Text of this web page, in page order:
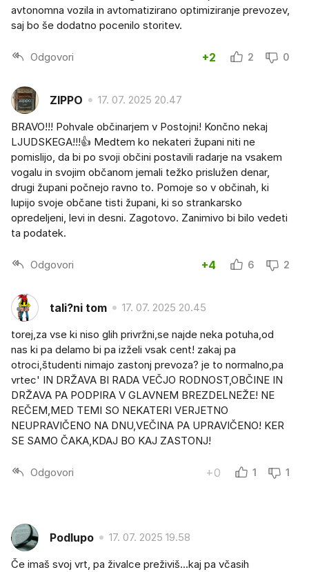
avtonomna vozila in avtomatizirano optimiziranje prevozev,
saj bo še dodatno pocenilo storitev.
Odgovori +2 2 0
ZIPPO 17. 07. 2025 20.47
BRAVO!!! Pohvale občinarjem v Postojni! Končno nekaj
LJUDSKEGA!!!👍 Medtem ko nekateri župani niti ne
pomislijo, da bi po svoji občini postavili radarje na vsakem
vogalu in svojim občanom jemali težko prislužen denar,
drugi župani počnejo ravno to. Pomoje so v občinah, ki
lupijo svoje občane tisti župani, ki so strankarsko
opredeljeni, levi in desni. Zagotovo. Zanimivo bi bilo vedeti
ta podatek.
Odgovori +4 6 2
tali?ni tom 17. 07. 2025 20.45
torej,za vse ki niso glih privržni,se najde neka potuha,od
nas ki pa delamo bi pa izželi vsak cent! zakaj pa
otroci,študenti nimajo zastonj prevoza? je to normalno,pa
vrtec' IN DRŽAVA BI RADA VEČJO RODNOST,OBČINE IN
DRŽAVA PA PODPIRA V GLAVNEM BREZDELNEŽE! NE
REČEM,MED TEMI SO NEKATERI VERJETNO
NEUPRAVIČENO NA DNU,VEČINA PA UPRAVIČENO! KER
SE SAMO ČAKA,KDAJ BO KAJ ZASTONJ!
Odgovori +0 1 1
Podlupo 17. 07. 2025 19.58
Če imaš svoj vrt, pa živalce preživiš...kaj pa včasih